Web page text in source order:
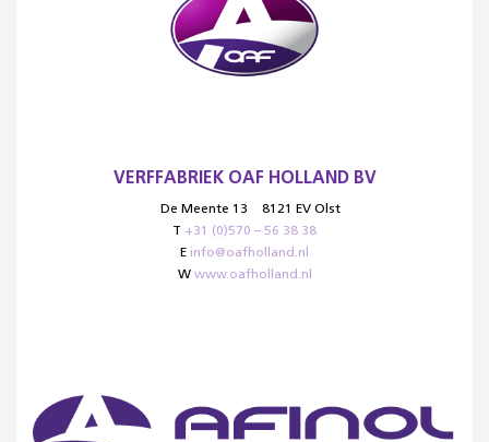
VERFFABRIEK OAF HOLLAND BV
De Meente 13
8121 EV Olst
T +31 (0)570 – 56 38 38
E info@oafholland.nl
W www.oafholland.nl